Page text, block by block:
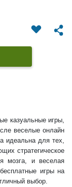
казуальные игры,
веселые онлайн
идеальна для тех,
стратегическое
мозга, и веселая
игры на
выбор.